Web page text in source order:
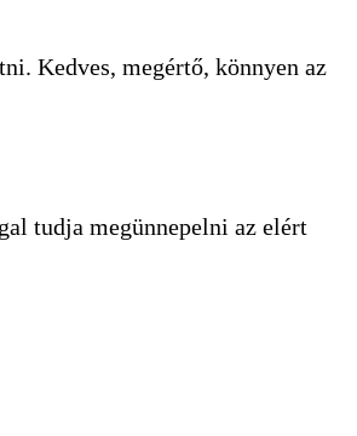
Kedves, megértő, könnyen az
tudja megünnepelni az elért